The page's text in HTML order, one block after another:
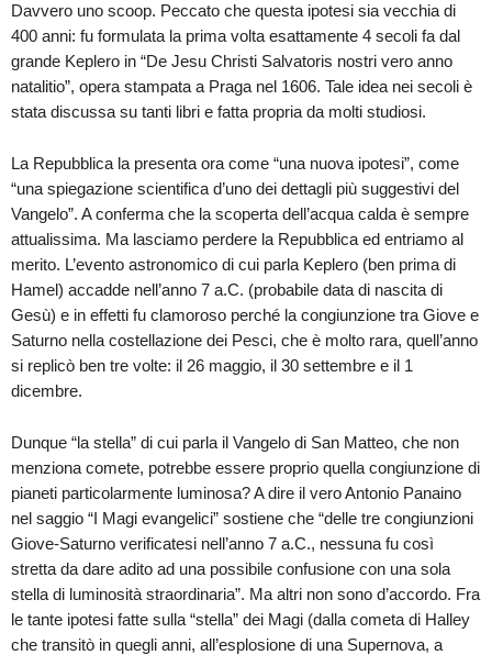
Davvero uno scoop. Peccato che questa ipotesi sia vecchia di
400 anni: fu formulata la prima volta esattamente 4 secoli fa dal
grande Keplero in “De Jesu Christi Salvatoris nostri vero anno
natalitio”, opera stampata a Praga nel 1606. Tale idea nei secoli è
stata discussa su tanti libri e fatta propria da molti studiosi.
La Repubblica la presenta ora come “una nuova ipotesi”, come
“una spiegazione scientifica d’uno dei dettagli più suggestivi del
Vangelo”. A conferma che la scoperta dell’acqua calda è sempre
attualissima. Ma lasciamo perdere la Repubblica ed entriamo al
merito. L’evento astronomico di cui parla Keplero (ben prima di
Hamel) accadde nell’anno 7 a.C. (probabile data di nascita di
Gesù) e in effetti fu clamoroso perché la congiunzione tra Giove e
Saturno nella costellazione dei Pesci, che è molto rara, quell’anno
si replicò ben tre volte: il 26 maggio, il 30 settembre e il 1
dicembre.
Dunque “la stella” di cui parla il Vangelo di San Matteo, che non
menziona comete, potrebbe essere proprio quella congiunzione di
pianeti particolarmente luminosa? A dire il vero Antonio Panaino
nel saggio “I Magi evangelici” sostiene che “delle tre congiunzioni
Giove-Saturno verificatesi nell’anno 7 a.C., nessuna fu così
stretta da dare adito ad una possibile confusione con una sola
stella di luminosità straordinaria”. Ma altri non sono d’accordo. Fra
le tante ipotesi fatte sulla “stella” dei Magi (dalla cometa di Halley
che transitò in quegli anni, all’esplosione di una Supernova, a